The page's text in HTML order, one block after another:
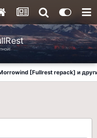
[Fullrest repack] и